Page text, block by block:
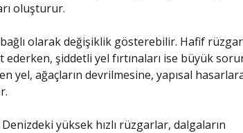
oluşturur.
olarak değişiklik gösterebilir. Hafif
şiddetli yel fırtınaları ise büyük
yel, ağaçların devrilmesine, yapısal
yüksek hızlı rüzgarlar, dalgaların